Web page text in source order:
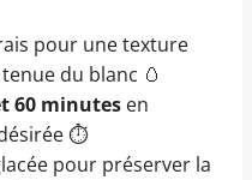
pour une texture
du blanc 🥚
60 minutes en
⏱️
pour préserver la